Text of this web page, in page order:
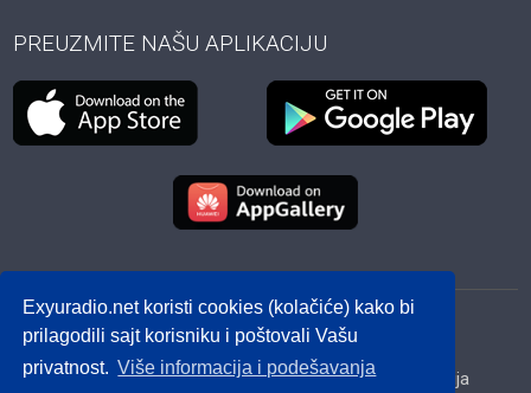
Exyuradio.net koristi cookies (kolačiće) kako bi
prilagodili sajt korisniku i poštovali Vašu
privatnost. Više informacija i podešavanja
PREUZMITE NAŠU APLIKACIJU
© 2012 - 2026! exyuradio.net -Politika privatnosti -
created by IMS.RS
Srbija
Hrvatska BiH Crna Gora Makedonija
Slovenija